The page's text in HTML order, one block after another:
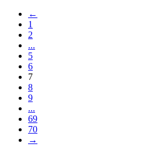
←
1
2
...
5
6
7
8
9
...
69
70
→